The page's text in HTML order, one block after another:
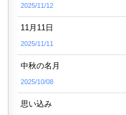
2025/11/12
11月11日
2025/11/11
中秋の名月
2025/10/08
思い込み